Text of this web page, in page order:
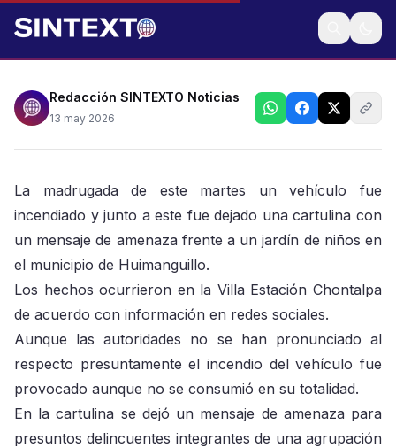
Autoridades abrieron una investigación tras el suceso
que alarmó a padres de familia
Redacción SINTEXTO Noticias
13 may 2026
La madrugada de este martes un vehículo fue
incendiado y junto a este fue dejado una cartulina con
un mensaje de amenaza frente a un jardín de niños en
el municipio de Huimanguillo.
Los hechos ocurrieron en la Villa Estación Chontalpa
de acuerdo con información en redes sociales.
Aunque las autoridades no se han pronunciado al
respecto presuntamente el incendio del vehículo fue
provocado aunque no se consumió en su totalidad.
En la cartulina se dejó un mensaje de amenaza para
presuntos delincuentes integrantes de una agrupación